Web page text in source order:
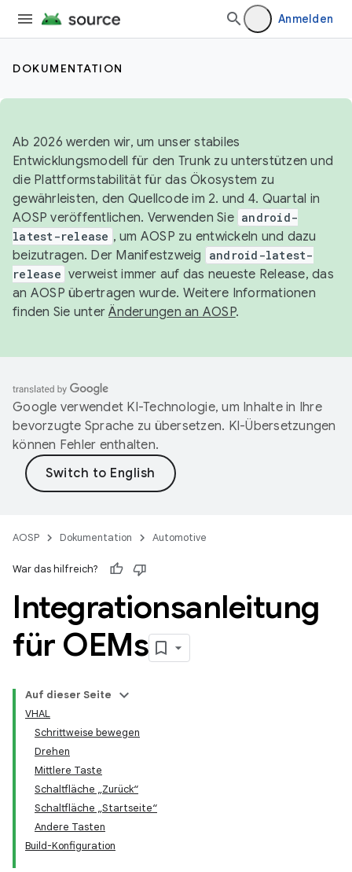
Anmelden
DOKUMENTATION
Ab 2026 werden wir, um unser stabiles
Entwicklungsmodell für den Trunk zu unterstützen und
die Plattformstabilität für das Ökosystem zu
gewährleisten, den Quellcode im 2. und 4. Quartal in
AOSP veröffentlichen. Verwenden Sie android-
latest-release , um AOSP zu entwickeln und dazu
beizutragen. Der Manifestzweig
android-latest-
release verweist immer auf das neueste Release, das
an AOSP übertragen wurde. Weitere Informationen
finden Sie unterÄnderungen an AOSP.
Google verwendet KI-Technologie, um Inhalte in Ihre
bevorzugte Sprache zu übersetzen. KI-Übersetzungen
können Fehler enthalten.
AOSP Dokumentation Automotive
War das hilfreich?
Integrationsanleitung
für OEMs
Auf dieser Seite
VHAL
Schrittweise bewegen
Drehen
Mittlere Taste
Schaltfläche „Zurück“
Schaltfläche „Startseite“
Andere Tasten
Build-Konfiguration